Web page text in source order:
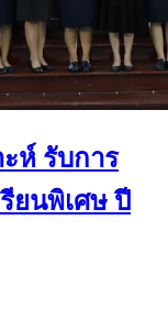
ะห์ รับการ
ยนพิเศษ ปี